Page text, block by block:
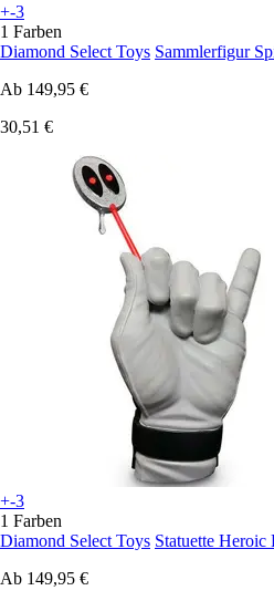
+-3
1 Farben
Diamond Select Toys Sammlerfigur
Ab 149,95 €
30,51 €
+-3
1 Farben
Diamond Select Toys Statuette
Ab 149,95 €